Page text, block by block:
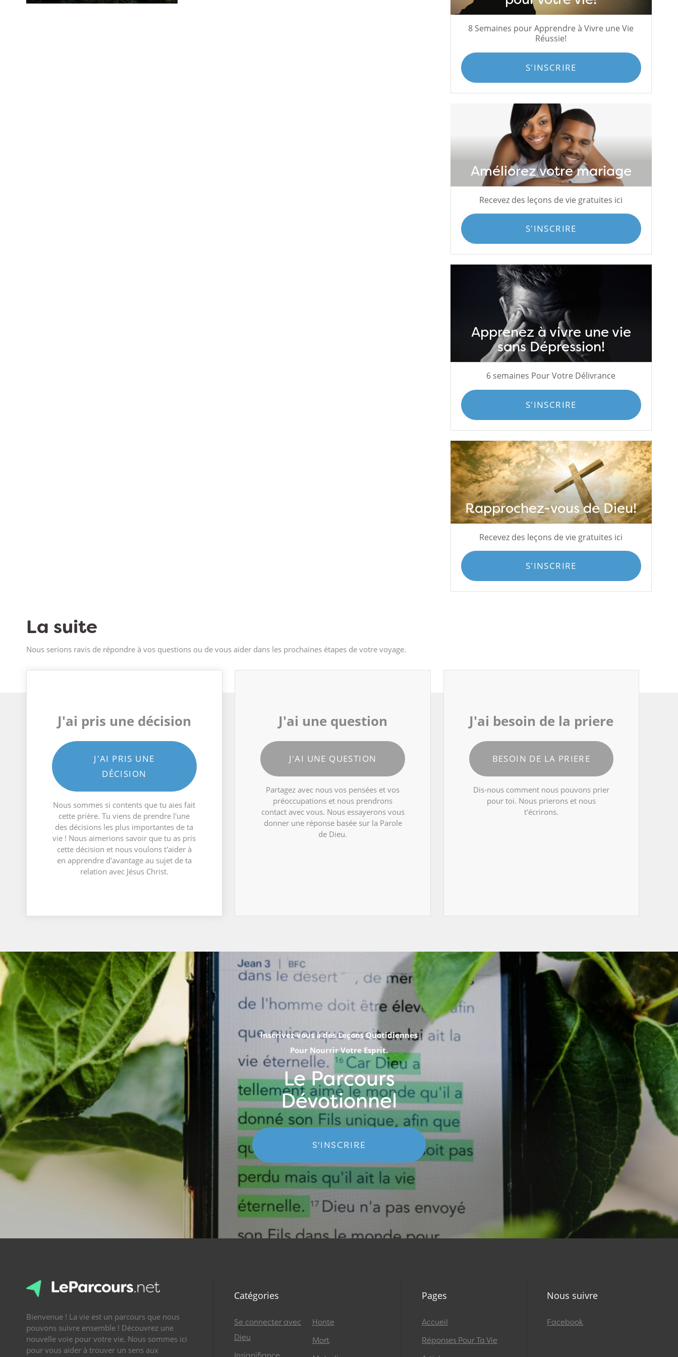
8 Semaines pour Apprendre à Vivre une Vie
Réussie!
S'INSCRIRE
Améliorez votre mariage
Recevez des leçons de vie gratuites ici
S'INSCRIRE
Apprenez à vivre une vie
sans Dépression!
6 semaines Pour Votre Délivrance
S'INSCRIRE
Rapprochez-vous de Dieu!
Recevez des leçons de vie gratuites ici
S'INSCRIRE
La suite
Nous serions ravis de répondre à vos questions ou de vous aider dans les prochaines étapes de votre voyage.
J'ai pris une décision
J'AI PRIS UNE
DÉCISION
Nous sommes si contents que tu aies fait
cette prière. Tu viens de prendre l'une
des décisions les plus importantes de ta
vie ! Nous aimerions savoir que tu as pris
cette décision et nous voulons t'aider à
en apprendre d'avantage au sujet de ta
relation avec Jésus Christ.
J'ai une question
J'AI UNE QUESTION
Partagez avec nous vos pensées et vos
préoccupations et nous prendrons
contact avec vous. Nous essayerons vous
donner une réponse basée sur la Parole
de Dieu.
J'ai besoin de la priere
BESOIN DE LA PRIERE
Dis-nous comment nous pouvons prier
pour toi. Nous prierons et nous
t'écrirons.
Inscrivez-vous à des Leçons Quotidiennes
Pour Nourrir Votre Esprit.
Le Parcours
Dévotionnel
S'INSCRIRE
Bienvenue ! La vie est un parcours que nous
pouvons suivre ensemble ! Découvrez une
nouvelle voie pour votre vie. Nous sommes ici
pour vous aider à trouver un sens aux
Catégories
Se connecter avec
Dieu
Honte
Mort
Pages
Accueil
Réponses Pour Ta Vie
Nous suivre
Facebook